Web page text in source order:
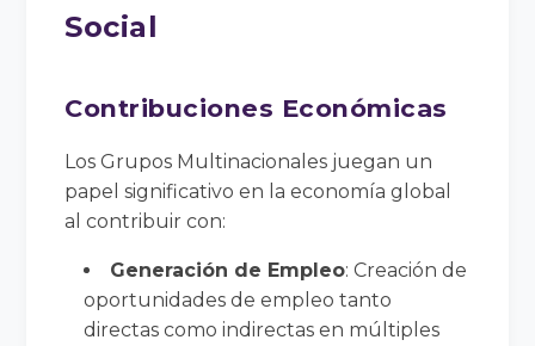
Social
Contribuciones Económicas
Los Grupos Multinacionales juegan un
papel significativo en la economía global
al contribuir con:
Generación de Empleo: Creación de
oportunidades de empleo tanto
directas como indirectas en múltiples